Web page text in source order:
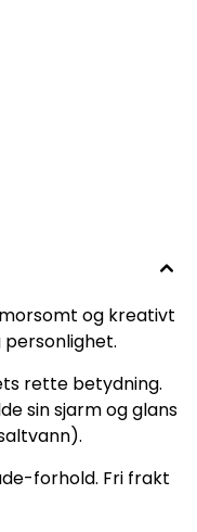
og kreativt
rette betydning.
sin sjarm og glans
forhold. Fri frakt